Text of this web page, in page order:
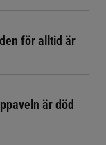
för alltid är
är död